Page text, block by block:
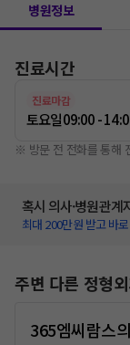
병원정보
진료시간
진료마감
토요일09:00 -
※ 방문 전 전화를 통해
혹시 의사·병원관계
최대 200만원 받고 바
주변 다른 정형
365엠씨람스